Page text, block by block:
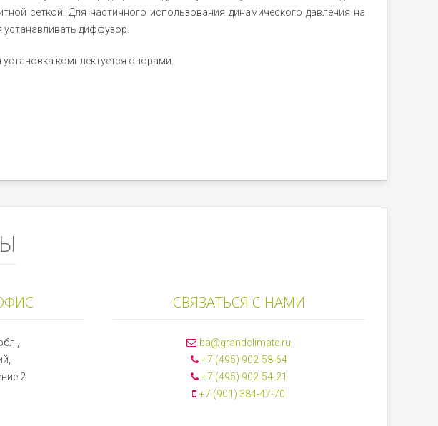
сеткой. Для частичного использования динамического давления на
устанавливать диффузор.
комплектуется опорами.
2
СВЯЗАТЬСЯ С НАМИ
ba@grandclimate.ru
+7 (495) 902-58-64
+7 (495) 902-54-21
+7 (901) 384-47-70